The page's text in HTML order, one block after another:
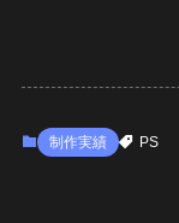
制作実績 PS